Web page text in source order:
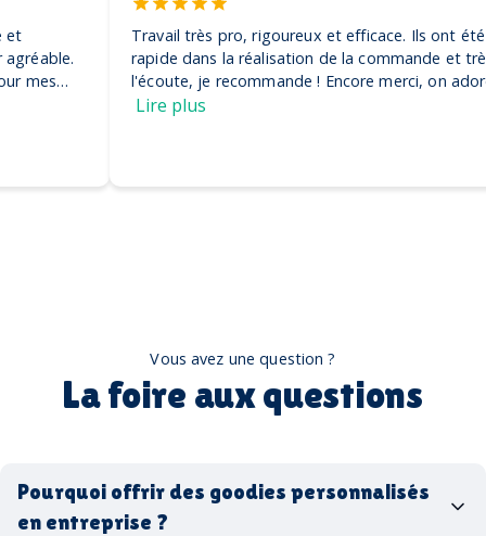
Travail très pro, rigoureux et efficace. Ils ont été très
rapide dans la réalisation de la commande et très à
l'écoute, je recommande ! Encore merci, on adore nos
Vous avez une question ?
La foire aux questions
Pourquoi offrir des goodies personnalisés
en entreprise ?